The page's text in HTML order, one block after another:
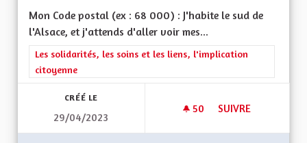
Mon Code postal (ex : 68 000) : J'habite le sud de
l'Alsace, et j'attends d'aller voir mes...
Filtrer les résultats de la catégorie : Les solidarités, les soins
Les solidarités, les soins et les liens, l'implication
citoyenne
CRÉÉ LE
29/04/2023
50 50 ABONNÉS
SUIVRE